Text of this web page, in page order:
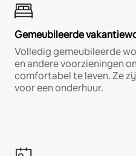
Gemeubileerde
Volledig gemeubileerde
en andere voorzieningen
comfortabel te leven. Ze
voor een onderhuur.